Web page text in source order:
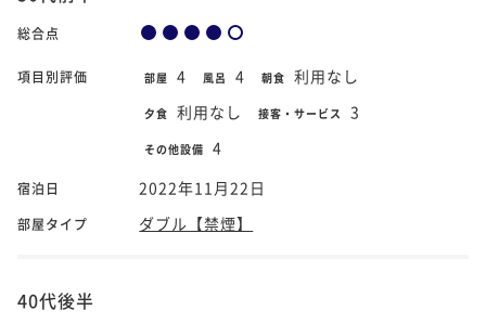
総合点
項目別評価 部屋 4 風呂 4 朝食 利用なし
夕食 利用なし 接客・サービス 3
その他設備 4
宿泊日 2022年11月22日
部屋タイプ ダブル【禁煙】
40代後半